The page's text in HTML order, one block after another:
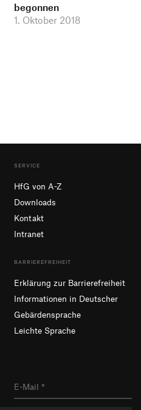
begonnen
1. Oktober 2018
SERVICE
HfG von A-Z
Downloads
Kontakt
Intranet
BARRIEREFREIHEIT
Erklärung zur Barrierefreiheit
Informationen in Deutscher
Gebärdensprache
Leichte Sprache